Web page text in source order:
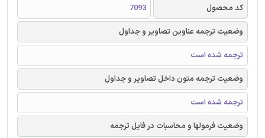
کد محصول
7093
وضعیت ترجمه عناوین تصاویر و جداول
ترجمه شده است
وضعیت ترجمه متون داخل تصاویر و جداول
ترجمه شده است
وضعیت فرمولها و محاسبات در فایل ترجمه